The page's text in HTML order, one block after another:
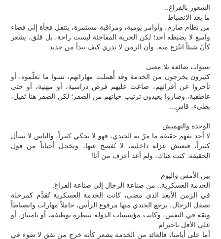
الشعور بالفراغ..
ما بعد الانضباط
من نظام صارم، وأوامر يومية، ومراقبة مستمرة، ينتقل فجأة إلى فضاء
واسع لا يضبطه أحد؛ لكن الحرية المفاجئة ليست راحة، بل قلق، يشعر
كأنّ شيئاً انتُزع منه، وأن الزمن لا يدري كيف يبدأ من جديد.
سنوات ضائعة بلا معنى
كثيرون يخرجون من الخدمة وقد أُهملت مهاراتهم، نسوا ما تعلّموه، أو
تأخروا عن أقرانهم، ضاعت عليهم فرص دراسية، أو مهنية، أو حتى
عاطفية، وصاروا يعيدون ترتيب حياتهم من الصفر؛ لكن الصفر هنا ثقيل،
بطيء، قاسٍ...
الوحدة والتهميش
لا أحد يفهم حقيقة ما مرّ به الجندي، فهو لا يحكي كثيراً، والناس لا تسأل
كثيراً، فيعيش عزلة داخلية، لا يُفصح عنها، ويخجل أحياناً من قول
الحقيقة: كنت هناك، ولم أعد أعرف من أنا!
بين الأمس واليوم
الخدمة العسكرية.. من صناعة الرجال إلى صناعة الفراغ.
في الزمن الأبعد الذي مضى، كانت الخدمة العسكرية تُقدَّم كمرحلة
تصقل الرجال، يرجع الجندي منها مرفوع الرأس، حاملاً مهارات وانضباطاً
وثقة في النفس، وكانت مؤسسات الدولة تنتظره بوظيفة، أو بامتياز، أو
على الأقل باحترام.
أما على أيامنا، فالعائد من الخدمة يشعر كأنه خرج من نفق لا ضوء في